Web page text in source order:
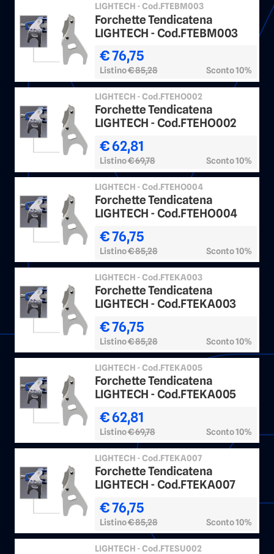
LIGHTECH - Cod.FTEBM003
Forchette Tendicatena
LIGHTECH - Cod.FTEBM003
€ 76,75
Listino€ 85,28 Sconto 10%
LIGHTECH - Cod.FTEHO002
Forchette Tendicatena
LIGHTECH - Cod.FTEHO002
€ 62,81
Listino€ 69,78 Sconto 10%
LIGHTECH - Cod.FTEHO004
Forchette Tendicatena
LIGHTECH - Cod.FTEHO004
€ 76,75
Listino€ 85,28 Sconto 10%
LIGHTECH - Cod.FTEKA003
Forchette Tendicatena
LIGHTECH - Cod.FTEKA003
€ 76,75
Listino€ 85,28 Sconto 10%
LIGHTECH - Cod.FTEKA005
Forchette Tendicatena
LIGHTECH - Cod.FTEKA005
€ 62,81
Listino€ 69,78 Sconto 10%
LIGHTECH - Cod.FTEKA007
Forchette Tendicatena
LIGHTECH - Cod.FTEKA007
€ 76,75
Listino€ 85,28 Sconto 10%
LIGHTECH - Cod.FTESU002